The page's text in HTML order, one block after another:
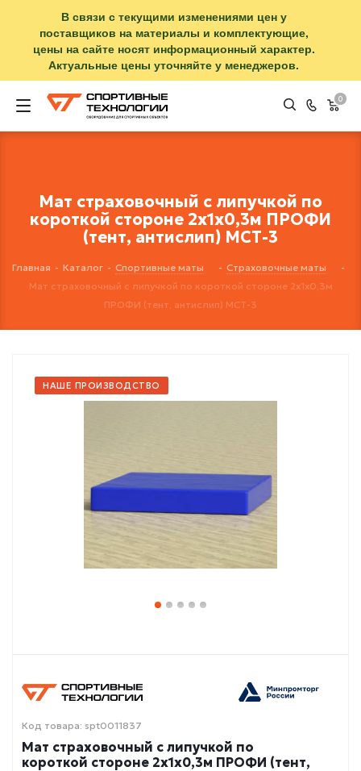
В связи с текущими изменениями цен у
поставщиков на материалы и комплектующие,
цены на сайте носят информационный характер.
Актуальные цены уточняйте у менеджеров.
0
Мат страховочный с липучкой по
короткой стороне 2х1х0,3м ПРОФИ
(тент, антислип) МСТ-3
Главная - Каталог - Спортивные маты - Страховочные маты
-
Мат страховочный с липучкой по короткой стороне 2х1х0,3м
ПРОФИ (тент, антислип) МСТ-3
НАШЕ ПРОИЗВОДСТВО
Код товара: spt0011837
Мат страховочный с липучкой по
короткой стороне 2х1х0,3м ПРОФИ (тент,